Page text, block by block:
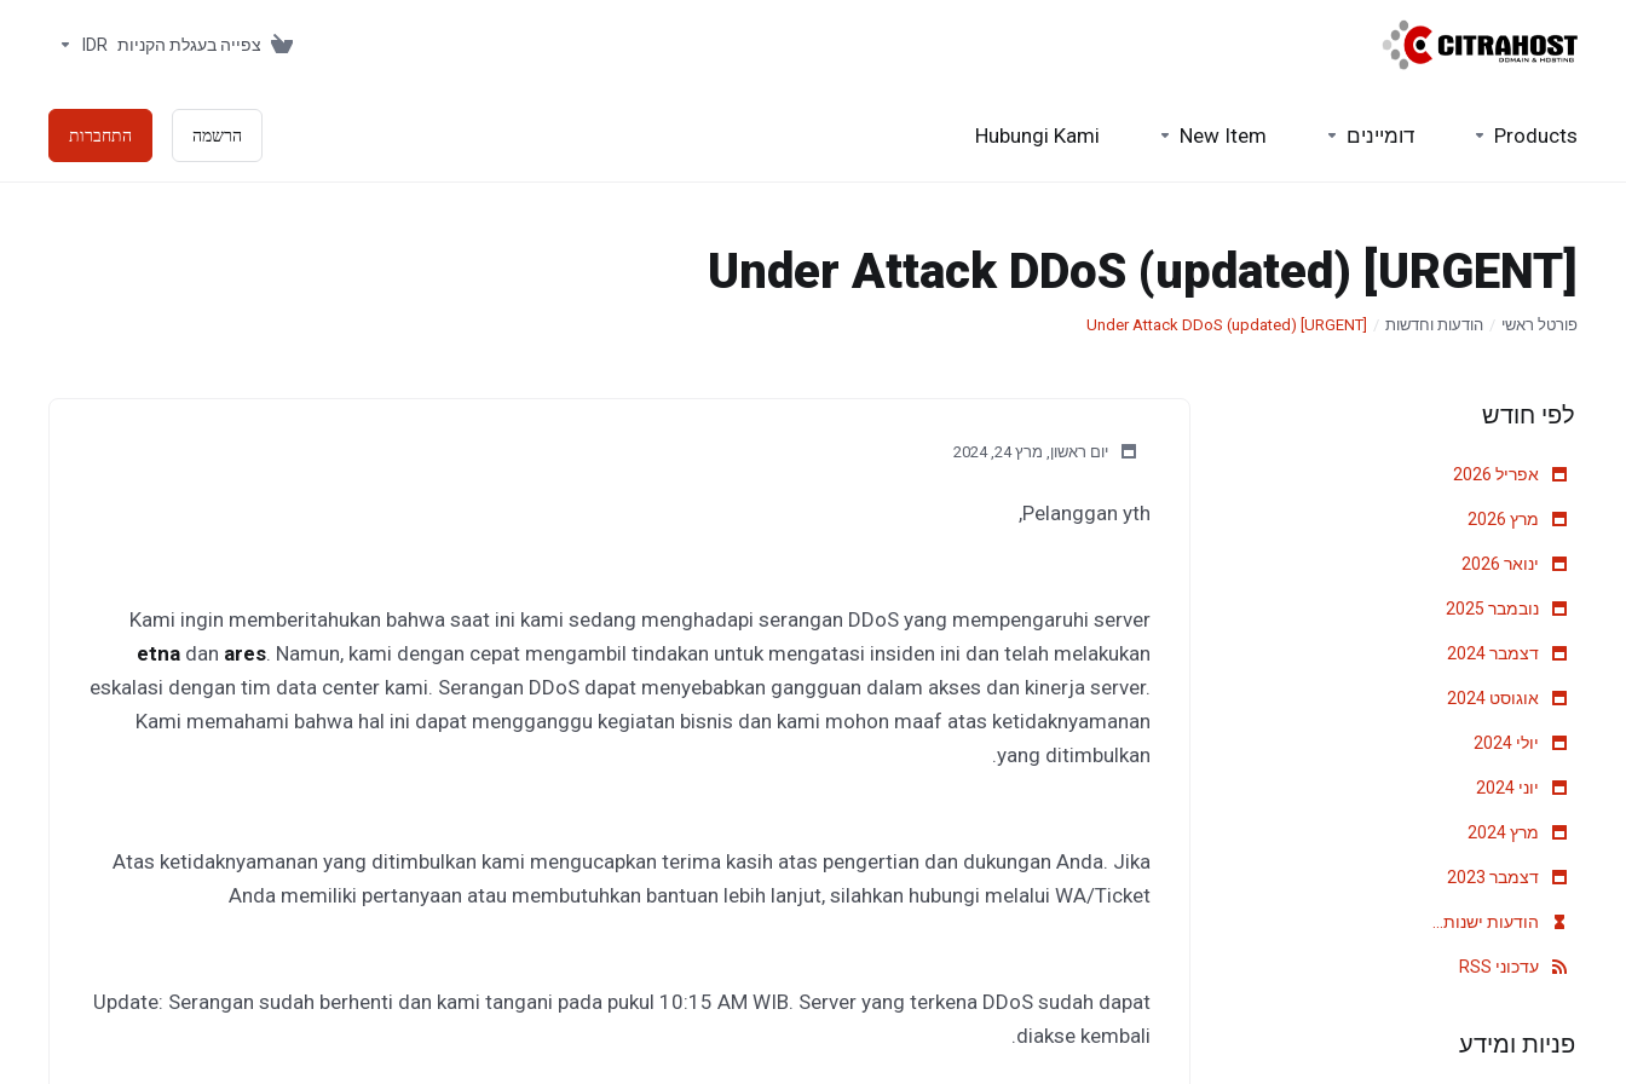
צפייה בעגלת הקניות IDR
Products דומיינים New Item
Hubungi Kami הרשמה התחברות
[URGENT] Under Attack DDoS (updated)
פורטל ראשי הודעות וחדשות
לפי חודש
אפריל 2026
מרץ 2026
ינואר 2026
נובמבר 2025
דצמבר 2024
אוגוסט 2024
יולי 2024
יוני 2024
מרץ 2024
דצמבר 2023
הודעות ישנות...
עדכוני RSS
פניות ומידע
יום ראשון, מרץ 24, 2024
Pelanggan yth,
Kami ingin memberitahukan bahwa saat ini kami sedang menghadapi serangan DDoS yang mempengaruhi server
etna dan ares. Namun, kami dengan cepat mengambil tindakan untuk mengatasi insiden ini dan telah melakukan
eskalasi dengan tim data center kami. Serangan DDoS dapat menyebabkan gangguan dalam akses dan kinerja server.
Kami memahami bahwa hal ini dapat mengganggu kegiatan bisnis dan kami mohon maaf atas ketidaknyamanan
yang ditimbulkan.
Atas ketidaknyamanan yang ditimbulkan kami mengucapkan terima kasih atas pengertian dan dukungan Anda. Jika
Anda memiliki pertanyaan atau membutuhkan bantuan lebih lanjut, silahkan hubungi melalui WA/Ticket
Update: Serangan sudah berhenti dan kami tangani pada pukul 10:15 AM WIB. Server yang terkena DDoS sudah dapat
diakse kembali.